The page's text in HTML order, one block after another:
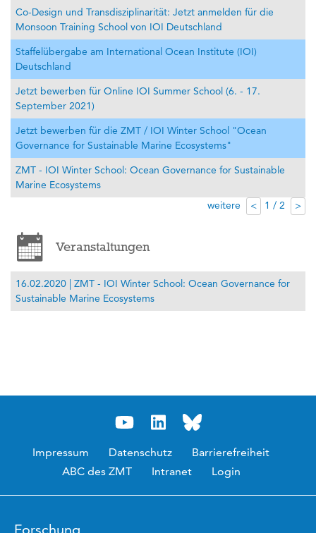
Co-Design und Transdisziplinarität: Jetzt anmelden für die
Monsoon Training School von IOI Deutschland
Staffelübergabe am International Ocean Institute (IOI)
Deutschland
Jetzt bewerben für Online IOI Summer School (6. - 17.
September 2021)
Jetzt bewerben für die ZMT / IOI Winter School "Ocean
Governance for Sustainable Marine Ecosystems"
ZMT - IOI Winter School: Ocean Governance for Sustainable
Marine Ecosystems
weitere
< 1 / 2 >
Veranstaltungen
16.02.2020 | ZMT - IOI Winter School: Ocean Governance for
Sustainable Marine Ecosystems
Impressum Datenschutz
Barrierefreiheit
ABC des ZMT
Intranet Login
Forschung